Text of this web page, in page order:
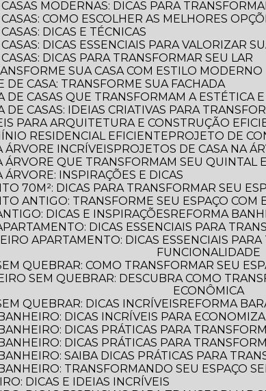
MODERNAS: DICAS PARA
COMO ESCOLHER AS MELHORES
DICAS E TÉCNICAS
DICAS ESSENCIAIS PARA VALORIZAR
DICAS PARA TRANSFORMAR SEU LAR
SUA CASA COM ESTILO MODERNO
DE CASA: TRANSFORME SUA FACHADA
DE CASAS QUE TRANSFORMAM A ESTÉTICA
DE CASAS: IDEIAS CRIATIVAS PARA
PARA ARQUITETURA E CONSTRUÇÃO
RESIDENCIAL EFICIENTE
PROJETO DE
ÁRVORE INCRÍVEIS
PROJETOS DE CASA NA
ÁRVORE QUE TRANSFORMAM SEU QUINTAL
ÁRVORE: INSPIRAÇÕES E DICAS
70M²: DICAS PARA TRANSFORMAR SEU
ANTIGO: TRANSFORME SEU ESPAÇO
DICAS E INSPIRAÇÕES
REFORMA
DICAS ESSENCIAIS PARA
FUNCIONALIDADE
QUEBRAR: COMO TRANSFORMAR SEU
ECONÔMICA
QUEBRAR: DICAS INCRÍVEIS
REFORMA
DICAS INCRÍVEIS PARA
DICAS PRÁTICAS PARA
DICAS PRÁTICAS PARA
SAIBA DICAS PRÁTICAS PARA
TRANSFORMANDO SEU ESPAÇO
DICAS E IDEIAS INCRÍVEIS